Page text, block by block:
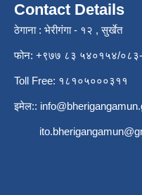
Contact Details
ठेगाना : भेरीगंगा - १२ , सुर्खेत
फोन: +९७७ ८३ ५४०१५४/
Toll Free: १८१०५०००३११
इमेल::